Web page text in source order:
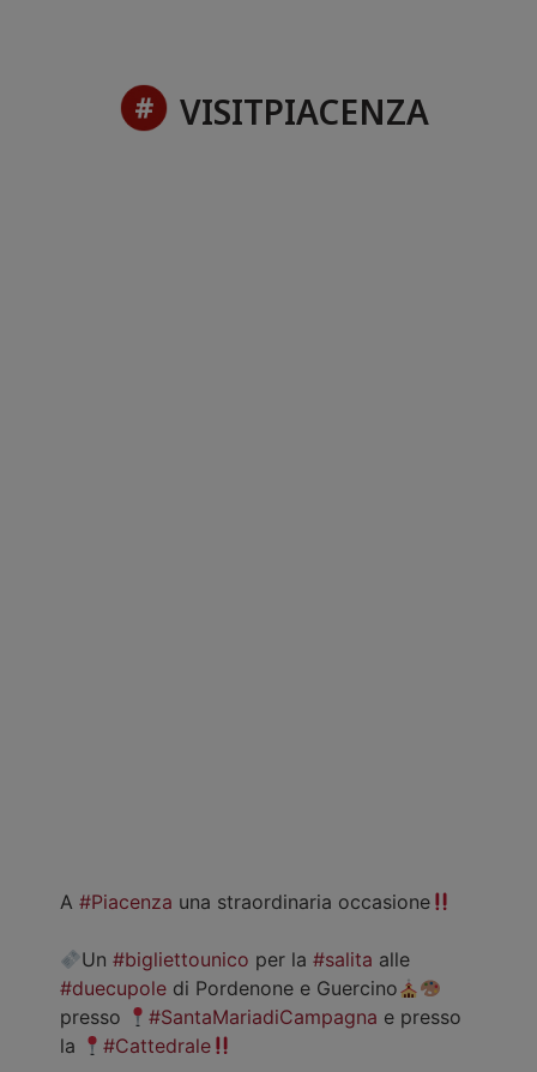
VISITPIACENZA
A #Piacenza una straordinaria occasione
Un#bigliettounico per la#salita alle
#duecupole di Pordenone e Guercino
presso
#SantaMariadiCampagna e presso
la
#Cattedrale